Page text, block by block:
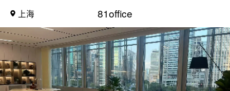
上海 81office